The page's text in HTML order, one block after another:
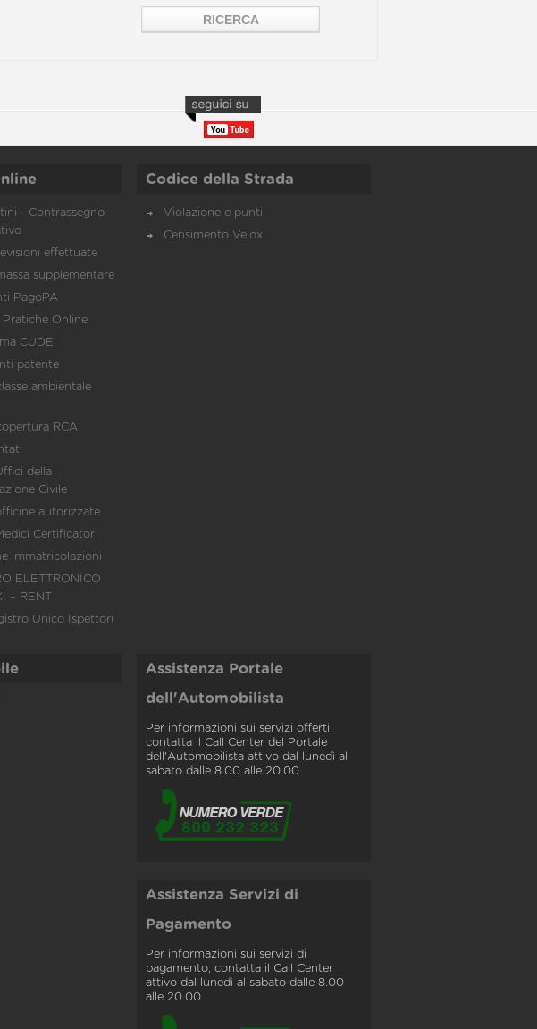
- Contrassegno
effettuate
supplementare
PagoPA
Pratiche Online
CUDE
patente
ambientale
RCA
della
Civile
autorizzate
Certificatori
immatricolazioni
ELETTRONICO
– RENT
Unico Ispettori
Codice della Strada
Violazione e punti
Censimento Velox
Assistenza Portale
dell'Automobilista
Per informazioni sui servizi offerti,
contatta il Call Center del Portale
dell'Automobilista attivo dal lunedì al
sabato dalle 8.00 alle 20.00
Assistenza Servizi di
Pagamento
Per informazioni sui servizi di
pagamento, contatta il Call Center
attivo dal lunedì al sabato dalle 8.00
alle 20.00